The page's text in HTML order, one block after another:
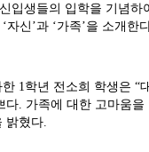
입생들의 입학을 기념
신’과 ‘가족’을 소개한
1학년 전소희 학생은
다. 가족에 대한 고마움
밝혔다.